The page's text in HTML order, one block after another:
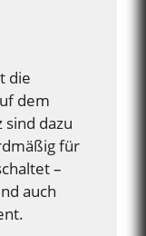
die
dem
dazu
für
–
auch